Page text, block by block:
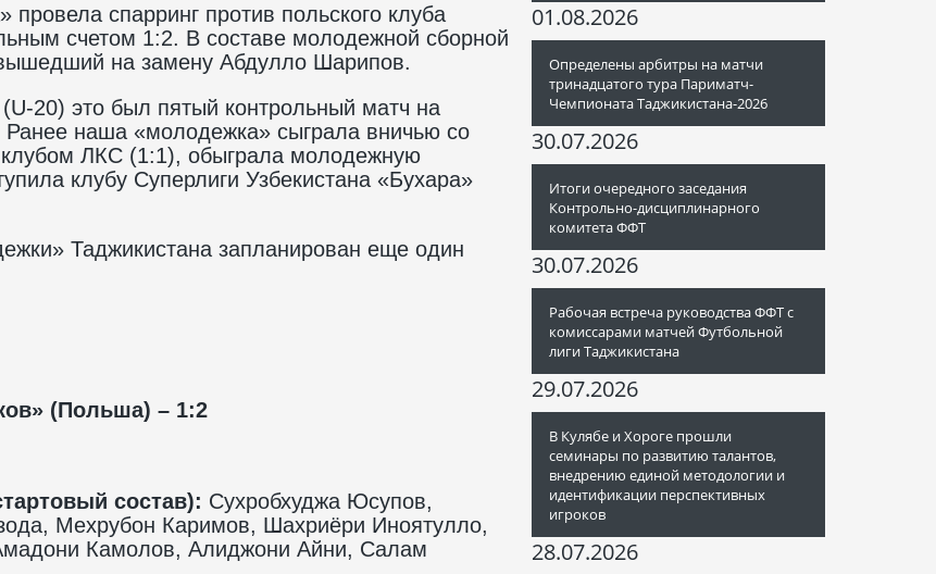
спарринг против польского клуба
счетом 1:2. В составе молодежной сборной
на замену Абдулло Шарипов.
20) это был пятый контрольный матч на
наша «молодежка» сыграла вничью со
ЛКС (1:1), обыграла молодежную
клубу Суперлиги Узбекистана «Бухара»
Таджикистана запланирован еще один
(Польша) – 1:2
состав): Сухробхуджа Юсупов,
Мехрубон Каримов, Шахриёри Иноятулло,
Камолов, Алиджони Айни, Салам
01.08.2026
Определены арбитры на матчи
тринадцатого тура Париматч-
Чемпионата Таджикистана-2026
30.07.2026
Итоги очередного заседания
Контрольно-дисциплинарного
комитета ФФТ
30.07.2026
Рабочая встреча руководства ФФТ с
комиссарами матчей Футбольной
лиги Таджикистана
29.07.2026
В Кулябе и Хороге прошли
семинары по развитию талантов,
внедрению единой методологии и
идентификации перспективных
игроков
28.07.2026